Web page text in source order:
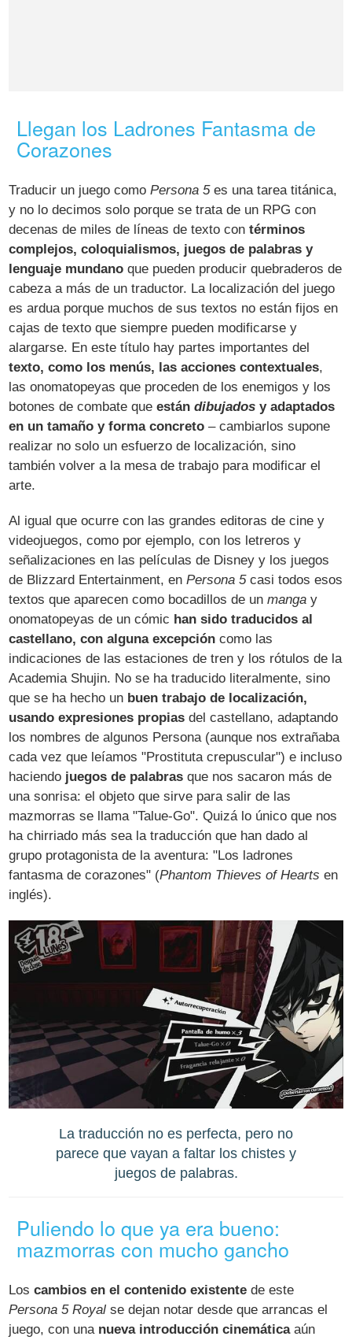
Llegan los Ladrones Fantasma de
Corazones
Traducir un juego comoPersona 5es una tarea titánica,
y no lo decimos solo porque se trata de un RPG con
decenas de miles de líneas de texto contérminos
complejos, coloquialismos, juegos de palabras y
lenguaje mundano que pueden producir quebraderos de
cabeza a más de un traductor. La localización del juego
es ardua porque muchos de sus textos no están fijos en
cajas de texto que siempre pueden modificarse y
alargarse. En este título hay partes importantes del
texto, como los menús, las acciones contextuales,
las onomatopeyas que proceden de los enemigos y los
botones de combate queestándibujados y adaptados
en un tamaño y forma concreto – cambiarlos supone
realizar no solo un esfuerzo de localización, sino
también volver a la mesa de trabajo para modificar el
arte.
Al igual que ocurre con las grandes editoras de cine y
videojuegos, como por ejemplo, con los letreros y
señalizaciones en las películas de Disney y los juegos
de Blizzard Entertainment, enPersona 5casi todos esos
textos que aparecen como bocadillos de unmanga y
onomatopeyas de un cómic han sido traducidos al
castellano, con alguna excepción como las
indicaciones de las estaciones de tren y los rótulos de la
Academia Shujin. No se ha traducido literalmente, sino
que se ha hecho un buen trabajo de localización,
usando expresiones propias del castellano, adaptando
los nombres de algunos Persona (aunque nos extrañaba
cada vez que leíamos "Prostituta crepuscular") e incluso
haciendo juegos de palabras que nos sacaron más de
una sonrisa: el objeto que sirve para salir de las
mazmorras se llama "Talue-Go". Quizá lo único que nos
ha chirriado más sea la traducción que han dado al
grupo protagonista de la aventura: "Los ladrones
fantasma de corazones" (Phantom Thieves of Hearts en
inglés).
La traducción no es perfecta, pero no
parece que vayan a faltar los chistes y
juegos de palabras.
Puliendo lo que ya era bueno:
mazmorras con mucho gancho
Loscambios en el contenido existente de este
Persona 5 Royal se dejan notar desde que arrancas el
juego, con una nueva introducción cinemáticaaún